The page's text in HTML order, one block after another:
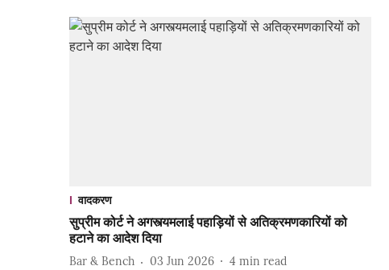
वादकरण
सुप्रीम कोर्ट ने अगस्त्यमलाई पहाड़ियों से अतिक्रमणकारियों को
हटाने का आदेश दिया
Bar & Bench 03 Jun 2026 4 min read